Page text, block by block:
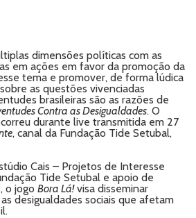
dimensões políticas com as
em ações em favor da promoção da
tema e promover, de forma lúdica
as questões vivenciadas
brasileiras são as razões de
Contra as Desigualdades. O
durante live transmitida em 27
, canal da Fundação Tide Setubal,
Cais – Projetos de Interesse
Tide Setubal e apoio de
o jogo Bora Lá!visa disseminar
desigualdades sociais que afetam